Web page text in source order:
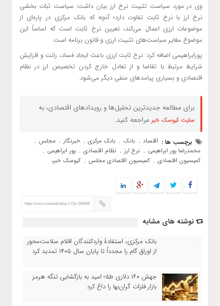
وی در مورد سیاست تثبیت نرخ ارز بیان داشت: سیاست ثبات بخشی
نرخ ارز با نرخ ثابت تفاوت دارد؛ آنچه که بانک مرکزی در پاره‌ای از
موضوعات ارزی اعمال می‌کند، تعیین نرخ ثابت است که اساساً این
موضوع مغایر سیاست‌های تثبیت ارزی و قانون برنامه است.
پورابراهیمی اضافه کرد: نرخ ثابت ارزی باعث ایجاد فساد، رانت و افزایش
شرایط مرتبط با تقاضا و از تعادل خارج کردن تخصیص ارز در نظام
اقتصادی و بسیاری پیامدهای منفی دیگر می‌شود.
برای مطالعه جدیدترین تحلیل‌ها و رویدادهای اقتصادی، به
سایت کیوسک خبر مراجعه کنید.
برچسب ها : اقتصاد , بانک , بانک مرکزی , خبرنگار , مجلس ,
محمدرضا پور ابراهیمی , نرخ ارز , نظام اقتصادی , پور ابراهیمی ,
کمیسیون اقتصادی , کمیسیون اقتصادی مجلس , کیوسک خبر،
https://www.kioskekhabar.ir/?p=190496
نوشته های مشابه
بانک مرکزی، استفادۀ واردکنندگان اقلام سلامت‌محور
از اوراق گام را مجدداً تا پایان سال ۱۴۰۵ تمدید کرد
جهش ۱۶۰ دلاری طلا؛ امید به بازگشایی تنگه هرمز
بازار فلزات گران‌بها را داغ کرد